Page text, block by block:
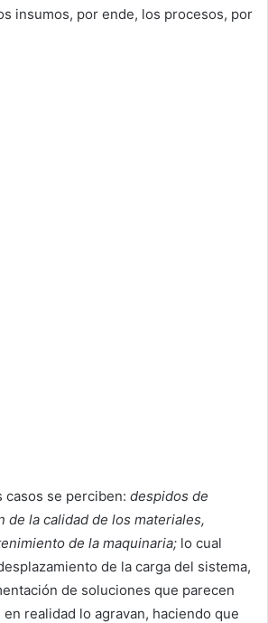
insumos, por ende, los procesos, por
casos se perciben: despidos de
de la calidad de los materiales,
de la maquinaria; lo cual
de la carga del sistema,
de soluciones que parecen
realidad lo agravan, haciendo que